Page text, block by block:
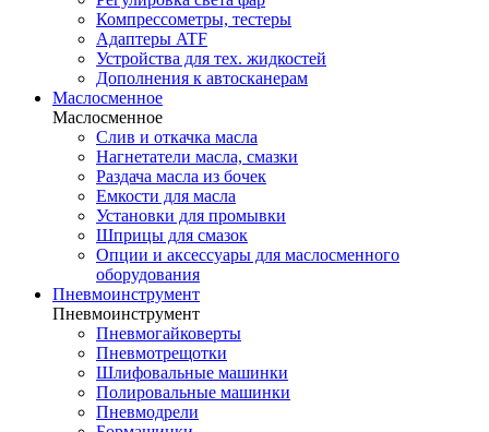
Компрессометры, тестеры
Адаптеры ATF
Устройства для тех. жидкостей
Дополнения к автосканерам
Маслосменное
Маслосменное
Слив и откачка масла
Нагнетатели масла, смазки
Раздача масла из бочек
Емкости для масла
Установки для промывки
Шприцы для смазок
Опции и аксессуары для маслосменного
оборудования
Пневмоинструмент
Пневмоинструмент
Пневмогайковерты
Пневмотрещотки
Шлифовальные машинки
Полировальные машинки
Пневмодрели